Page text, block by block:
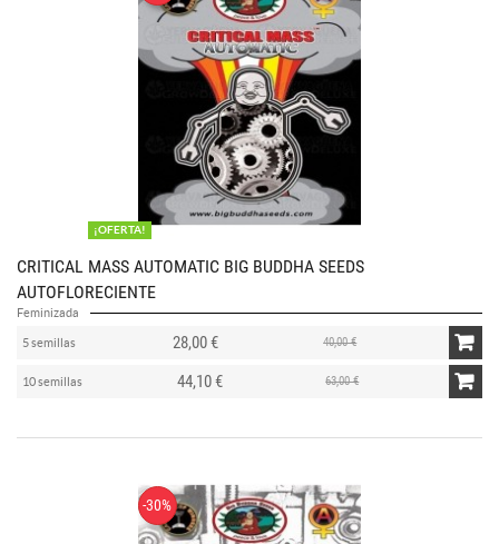
¡OFERTA!
CRITICAL MASS AUTOMATIC BIG BUDDHA SEEDS
AUTOFLORECIENTE
Feminizada
5 semillas 28,00 € 40,00 €
10 semillas 44,10 € 63,00 €
-30%